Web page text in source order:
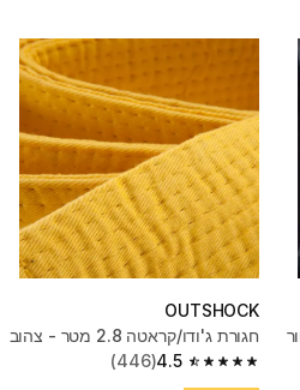
OUTSHOCK
חגורת ג'ודו/קראטה 2.8 מטר - צהוב
4.5
4.5 out of 5 stars from 446 reviews
(446)